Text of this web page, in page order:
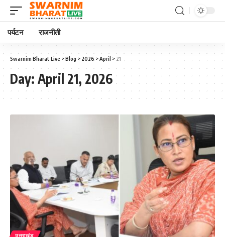
पर्यटन राजनीती
Swarnim Bharat Live >Blog > 2026 >April > 21
Day: April 21, 2026
उत्तराखंड